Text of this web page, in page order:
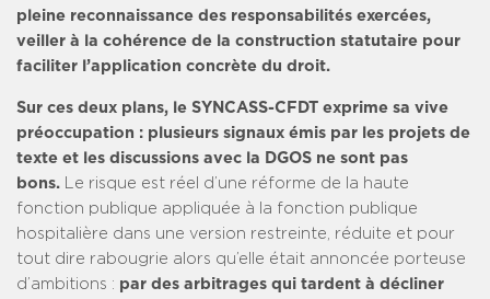
pleine reconnaissance des responsabilités exercées,
veiller à la cohérence de la construction statutaire pour
faciliter l’application concrète du droit.
Sur ces deux plans, le SYNCASS-CFDT exprime sa vive
préoccupation : plusieurs signaux émis par les projets de
texte et les discussions avec la DGOS ne sont pas
bons.
Le risque est réel d’une réforme de la haute
fonction publique appliquée à la fonction publique
hospitalière dans une version restreinte, réduite et pour
tout dire rabougrie alors qu’elle était annoncée porteuse
d’ambitions : par des arbitrages qui tardent à décliner